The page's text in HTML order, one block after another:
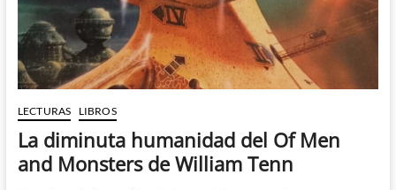
LECTURAS LIBROS
La diminuta humanidad del Of Men
and Monsters de William Tenn